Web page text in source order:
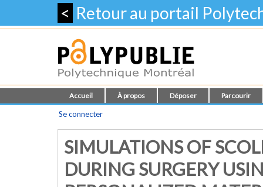
< Retour au portail
Accueil À propos Déposer Parcourir
Se connecter
SIMULATIONS OF
DURING SURGERY